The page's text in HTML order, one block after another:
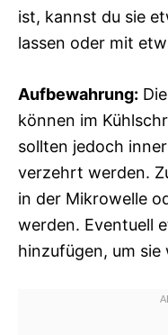
ist, kannst du sie
lassen oder mit
Aufbewahrung:
können im
sollten jedoch
verzehrt werden.
in der Mikrowelle
werden. Eventuell
hinzufügen, um